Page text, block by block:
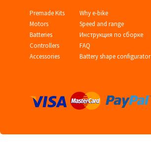
Premade Kits
Motors
Batteries
Controllers
Accessories
Why e-bike
Speed and range
Инструкция по сборке
FAQ
Battery shape configurator